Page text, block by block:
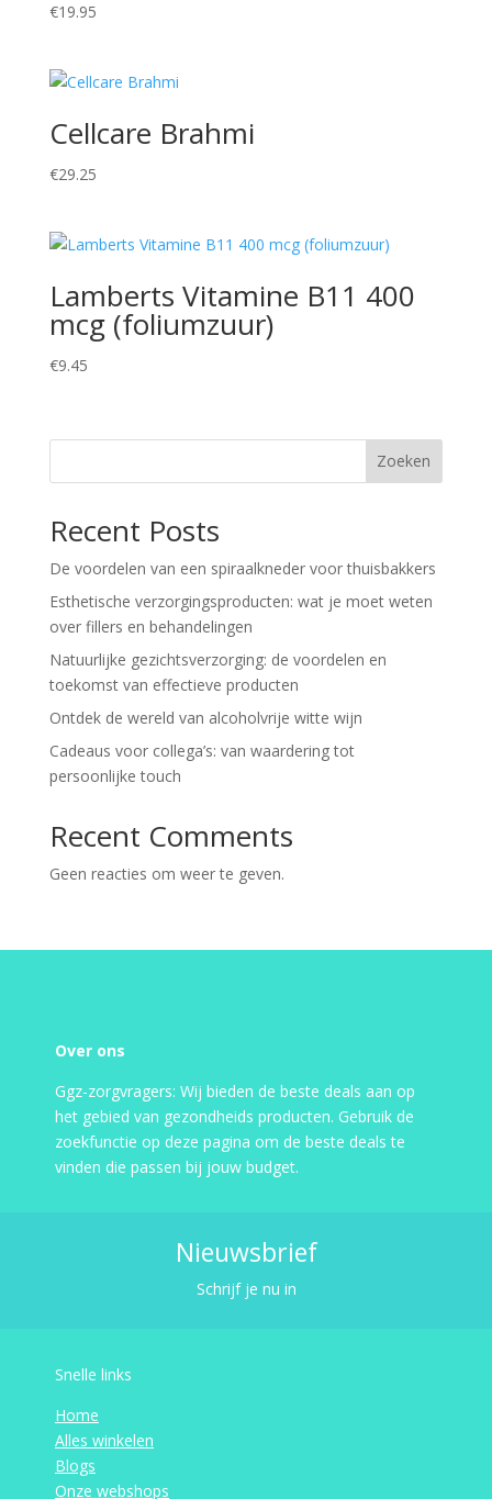
€19.95
Cellcare Brahmi
€29.25
Lamberts Vitamine B11 400
mcg (foliumzuur)
€9.45
Zoeken
Recent Posts
De voordelen van een spiraalkneder voor thuisbakkers
Esthetische verzorgingsproducten: wat je moet weten
over fillers en behandelingen
Natuurlijke gezichtsverzorging: de voordelen en
toekomst van effectieve producten
Ontdek de wereld van alcoholvrije witte wijn
Cadeaus voor collega’s: van waardering tot
persoonlijke touch
Recent Comments
Geen reacties om weer te geven.
Over ons
Ggz-zorgvragers: Wij bieden de beste deals aan op
het gebied van gezondheids producten. Gebruik de
zoekfunctie op deze pagina om de beste deals te
vinden die passen bij jouw budget.
Nieuwsbrief
Schrijf je nu in
Snelle links
Home
Alles winkelen
Blogs
Onze webshops